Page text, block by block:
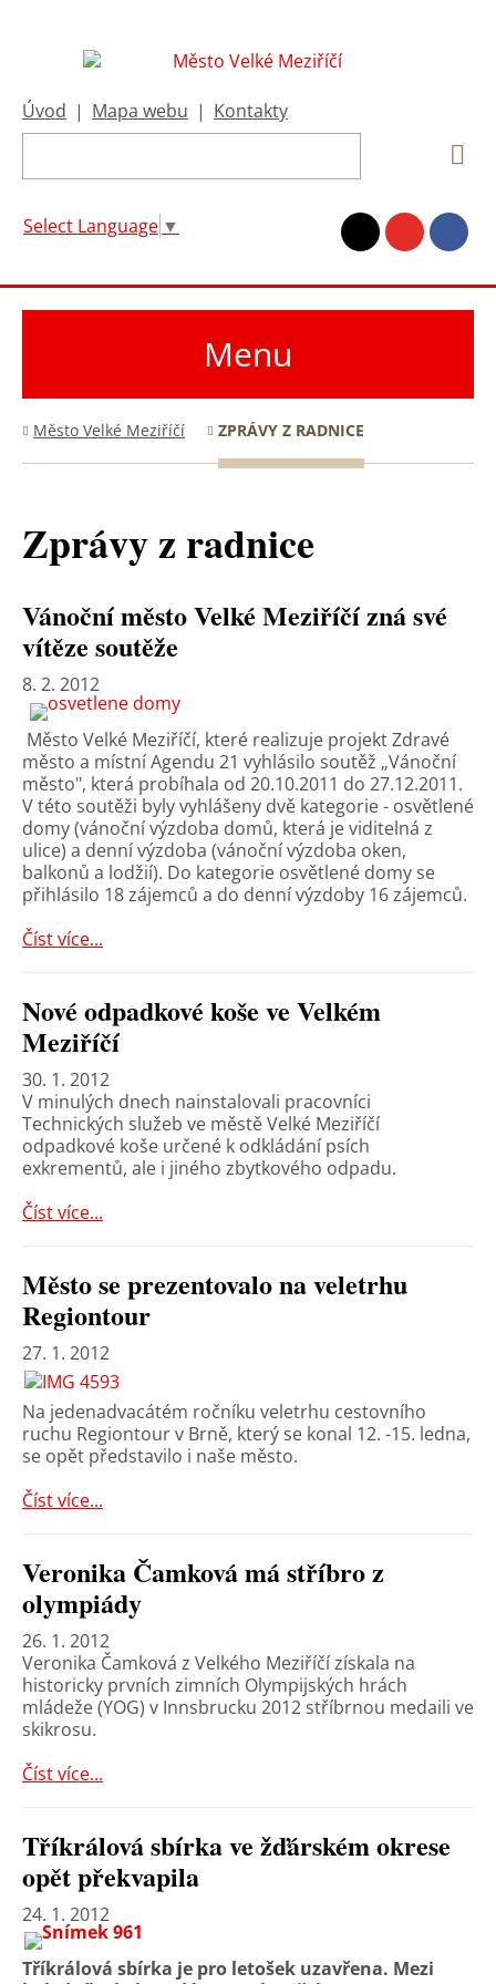
Úvod | Mapa webu | Kontakty
Select Language ▼
Menu
Město Velké Meziříčí ZPRÁVY Z RADNICE
Zprávy z radnice
Vánoční město Velké Meziříčí zná své
vítěze soutěže
8. 2. 2012
Město Velké Meziříčí, které realizuje projekt Zdravé
město a místní Agendu 21 vyhlásilo soutěž „Vánoční
město", která probíhala od 20.10.2011 do 27.12.2011.
V této soutěži byly vyhlášeny dvě kategorie - osvětlené
domy (vánoční výzdoba domů, která je viditelná z
ulice) a denní výzdoba (vánoční výzdoba oken,
balkonů a lodžií). Do kategorie osvětlené domy se
přihlásilo 18 zájemců a do denní výzdoby 16 zájemců.
Číst více...
Nové odpadkové koše ve Velkém
Meziříčí
30. 1. 2012
V minulých dnech nainstalovali pracovníci
Technických služeb ve městě Velké Meziříčí
odpadkové koše určené k odkládání psích
exkrementů, ale i jiného zbytkového odpadu.
Číst více...
Město se prezentovalo na veletrhu
Regiontour
27. 1. 2012
Na jedenadvacátém ročníku veletrhu cestovního
ruchu Regiontour v Brně, který se konal 12. -15. ledna,
se opět představilo i naše město.
Číst více...
Veronika Čamková má stříbro z
olympiády
26. 1. 2012
Veronika Čamková z Velkého Meziříčí získala na
historicky prvních zimních Olympijských hrách
mládeže (YOG) v Innsbrucku 2012 stříbrnou medaili ve
skikrosu.
Číst více...
Tříkrálová sbírka ve žďárském okrese
opět překvapila
24. 1. 2012
Tříkrálová sbírka je pro letošek uzavřena. Mezi